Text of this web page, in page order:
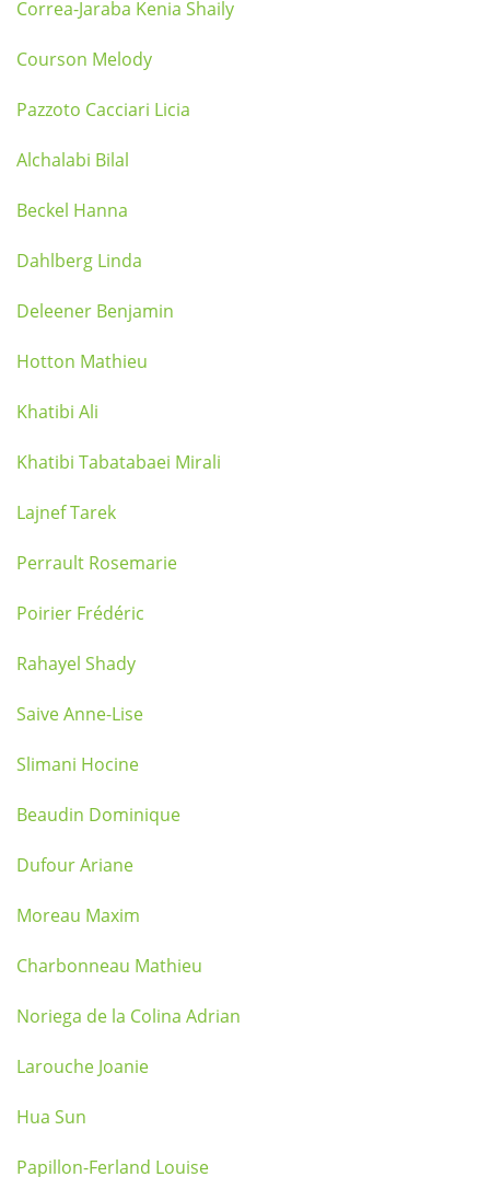
Correa-Jaraba Kenia Shaily
Courson Melody
Pazzoto Cacciari Licia
Alchalabi Bilal
Beckel Hanna
Dahlberg Linda
Deleener Benjamin
Hotton Mathieu
Khatibi Ali
Khatibi Tabatabaei Mirali
Lajnef Tarek
Perrault Rosemarie
Poirier Frédéric
Rahayel Shady
Saive Anne-Lise
Slimani Hocine
Beaudin Dominique
Dufour Ariane
Moreau Maxim
Charbonneau Mathieu
Noriega de la Colina Adrian
Larouche Joanie
Hua Sun
Papillon-Ferland Louise